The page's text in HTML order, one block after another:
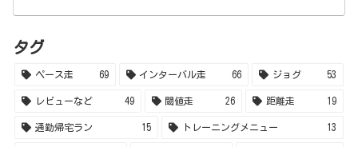
タグ
ペース走 69 インターバル走 66 ジョグ 53
レビューなど 49 閾値走 26 距離走 19
通勤帰宅ラン 15 トレーニングメニュー 13